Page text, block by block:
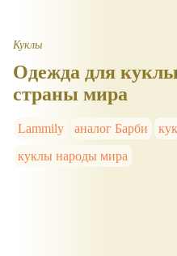
Куклы
Одежда для
страны мира
Lammily аналог Барби
куклы народы мира